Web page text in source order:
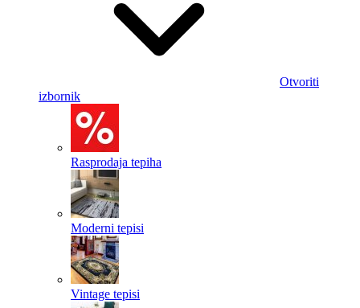
Otvoriti
izbornik
Rasprodaja tepiha
Moderni tepisi
Vintage tepisi